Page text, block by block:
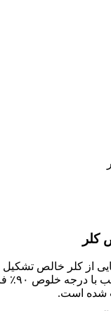
از کلر خالص
این
شده است.